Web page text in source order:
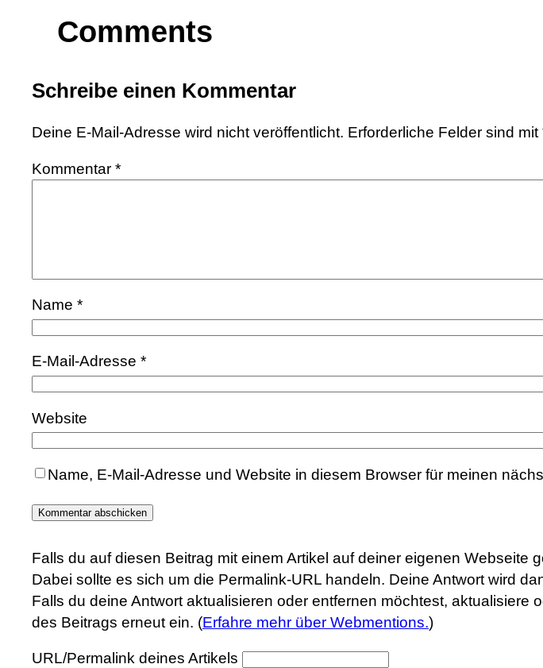
Comments
Schreibe einen Kommentar
Deine E-Mail-Adresse wird nicht veröffentlicht. Erforderliche Felder sind mit
Kommentar *
Name *
E-Mail-Adresse *
Website
Name, E-Mail-Adresse und Website in diesem Browser für meinen
Falls du auf diesen Beitrag mit einem Artikel auf deiner eigenen
Dabei sollte es sich um die Permalink-URL handeln. Deine Antwort wird
Falls du deine Antwort aktualisieren oder entfernen möchtest,
des Beitrags erneut ein. (Erfahre mehr über Webmentions.)
URL/Permalink deines Artikels